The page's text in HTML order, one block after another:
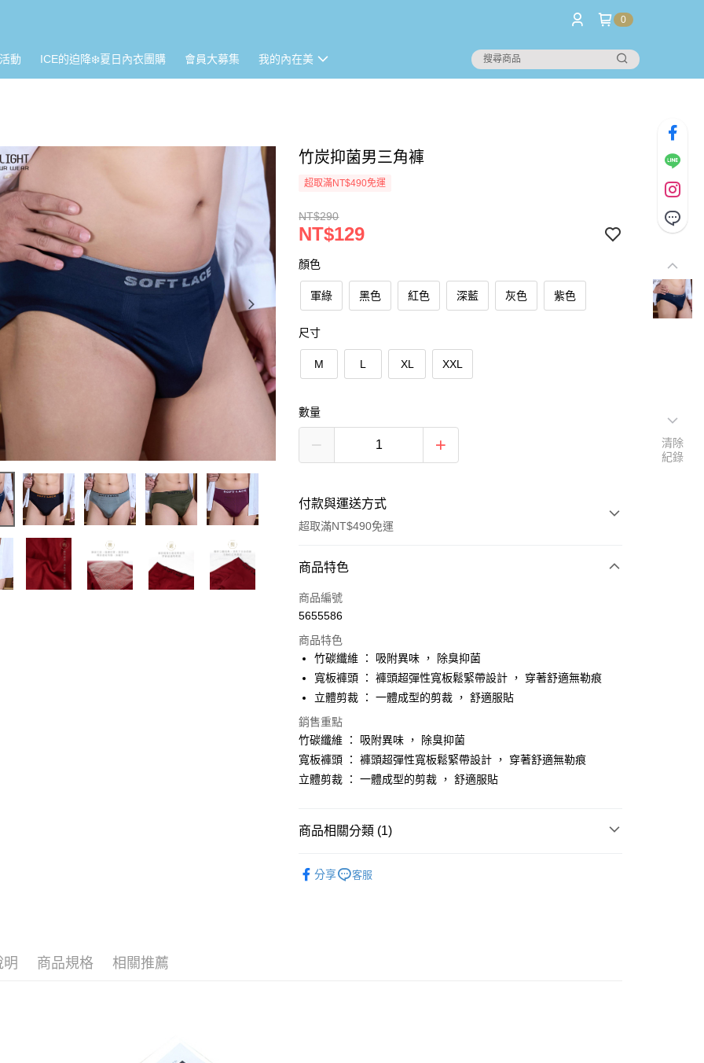
0
動 ICE的迫降❄️夏日內衣團購 會員大募集 我的內在美
竹炭抑菌男三角褲
超取滿NT$490免運
NT$290
NT$129
顏色
軍綠 黑色 紅色 深藍 灰色 紫色
尺寸
M L XL XXL
數量
付款與運送方式
超取滿NT$490免運
付款方式
信用卡一次付款
LINE Pay
Apple Pay
悠遊付
相關說明
便利好安心！
３．安心：先確認商品／服務後，再付款。
運送方式
商品特色
商品編號
5655586
商品特色
竹碳纖維 ： 吸附異味 ， 除臭抑菌
寬板褲頭 ： 褲頭超彈性寬板鬆緊帶設計 ， 穿著舒適無勒痕
立體剪裁 ： 一體成型的剪裁 ， 舒適服貼
銷售重點
竹碳纖維 ： 吸附異味 ， 除臭抑菌
寬板褲頭 ： 褲頭超彈性寬板鬆緊帶設計 ， 穿著舒適無勒痕
立體剪裁 ： 一體成型的剪裁 ， 舒適服貼
商品相關分類 (1)
分享
客服
明 商品規格 相關推薦
清除
紀錄